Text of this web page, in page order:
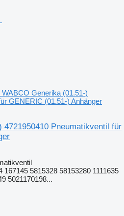
WABCO Generika (01.51-)
GENERIC (01.51-) Anhänger
4721950410 Pneumatikventil für
167145 5815328 58153280 1111635
5021170198...